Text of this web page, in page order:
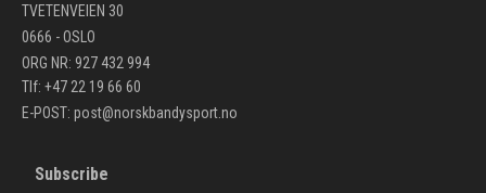
TVETENVEIEN 30
0666 - OSLO
ORG NR: 927 432 994
Tlf: +47 22 19 66 60
E-POST: post@norskbandysport.no
Subscribe